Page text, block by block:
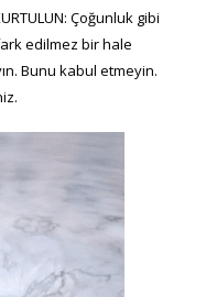
Çoğunluk gibi
edilmez bir hale
Bunu kabul etmeyin.